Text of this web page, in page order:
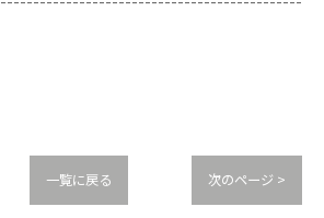
一覧に戻る 次のページ >